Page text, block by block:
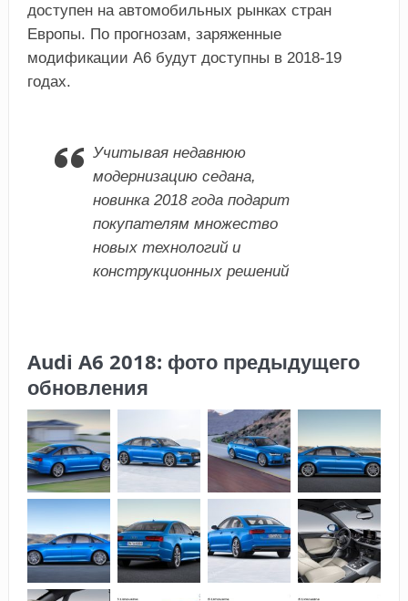
доступен на автомобильных рынках стран
Европы. По прогнозам, заряженные
модификации А6 будут доступны в 2018-19
годах.
Учитывая недавнюю
модернизацию седана,
новинка 2018 года подарит
покупателям множество
новых технологий и
конструкционных решений
Audi A6 2018: фото предыдущего
обновления